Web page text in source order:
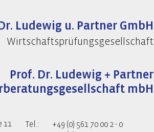
Ludewig u. Partner GmbH
Wirtschaftsprüfungsgesellschaft
Prof. Dr. Ludewig + Partner
mbH
11
Tel.:
+49 (0) 561 70 00 2 - 0